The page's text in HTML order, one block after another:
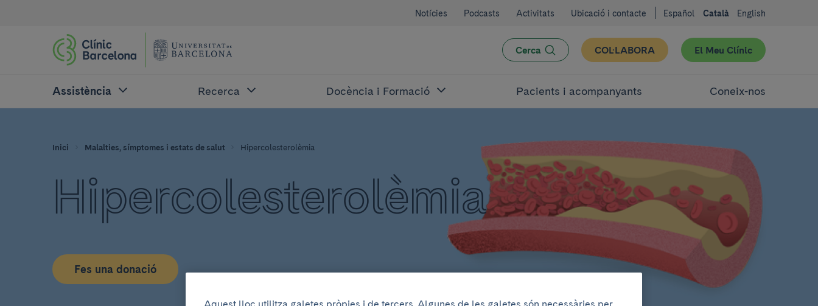
Notícies Podcasts Activitats Ubicació i contacte Español Català English
Cerca COL·LABORA El Meu Clínic
Assistència Recerca Docència i Formació Pacients i acompanyants Coneix-nos
Inici Malalties, símptomes i estats de salut Hipercolesterolèmia
Hipercolesterolèmia
Fes una donació